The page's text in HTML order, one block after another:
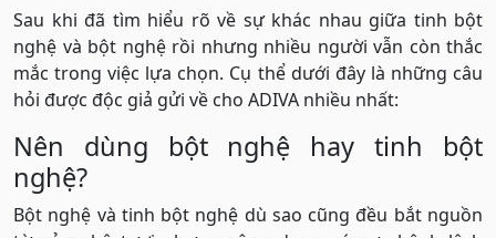
Sau khi đã tìm hiểu rõ về sự khác nhau giữa tinh bột
nghệ và bột nghệ rồi nhưng nhiều người vẫn còn thắc
mắc trong việc lựa chọn. Cụ thể dưới đây là những câu
hỏi được độc giả gửi về cho ADIVA nhiều nhất:
Nên dùng bột nghệ hay tinh bột
nghệ?
Bột nghệ và tinh bột nghệ dù sao cũng đều bắt nguồn